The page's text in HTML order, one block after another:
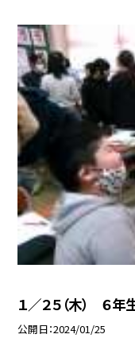
１／２５（木） ６
公開日 2024/01/25